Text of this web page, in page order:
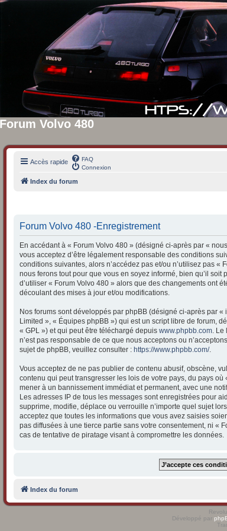
Forum Volvo 480
Accès rapide
FAQ
Connexion
Index du forum
Forum Volvo 480 -Enregistrement
En accédant à « Forum Volvo 480 » (désigné ci-après par «
vous acceptez d’être légalement responsable des conditions
conditions suivantes, alors n’accédez pas et/ou n’utilisez pas
nous ferons tout pour que vous en soyez informé, bien qu’il
d’utiliser « Forum Volvo 480 » alors que des changements ont
découlant des mises à jour et/ou modifications.
Nos forums sont développés par phpBB (désigné ci-après par
Limited », « Équipes phpBB ») qui est un script libre de forum,
« GPL ») et qui peut être téléchargé depuis www.phpbb.com .
n’est pas responsable de ce que nous acceptons ou
sujet de phpBB, veuillez consulter : https://www.phpbb.com/.
Vous acceptez de ne pas publier de contenu abusif, obscène,
contenu qui peut transgresser les lois de votre pays, du pays
mener à un bannissement immédiat et permanent, avec une
Les adresses IP de tous les messages sont enregistrées pour
supprime, modifie, déplace ou verrouille n’importe quel sujet
acceptez que toutes les informations que vous avez saisies
pas diffusées à une tierce partie sans votre consentement, ni «
cas de tentative de piratage visant à compromettre les données.
Index du forum
Développé par